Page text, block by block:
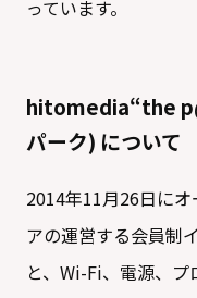
っています。
hitomedia“the
パーク) について
2014年11月26日に
アの運営する会員制
と、Wi-Fi、電源、